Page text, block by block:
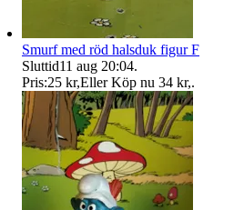
Smurf med röd halsduk figur F
Sluttid11 aug 20:04.
Pris:25 kr,Eller Köp nu 34 kr,.